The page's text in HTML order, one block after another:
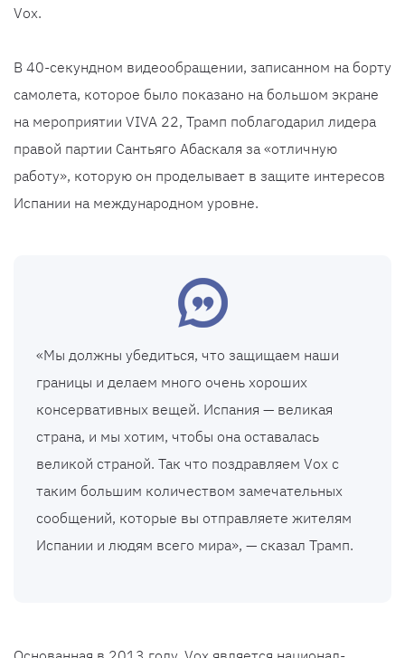
Vox.
В 40-секундном видеообращении, записанном на борту
самолета, которое было показано на большом экране
на мероприятии VIVA 22, Трамп поблагодарил лидера
правой партии Сантьяго Абаскаля за «отличную
работу», которую он проделывает в защите интересов
Испании на международном уровне.
«Мы должны убедиться, что защищаем наши
границы и делаем много очень хороших
консервативных вещей. Испания — великая
страна, и мы хотим, чтобы она оставалась
великой страной. Так что поздравляем Vox с
таким большим количеством замечательных
сообщений, которые вы отправляете жителям
Испании и людям всего мира», — сказал Трамп.